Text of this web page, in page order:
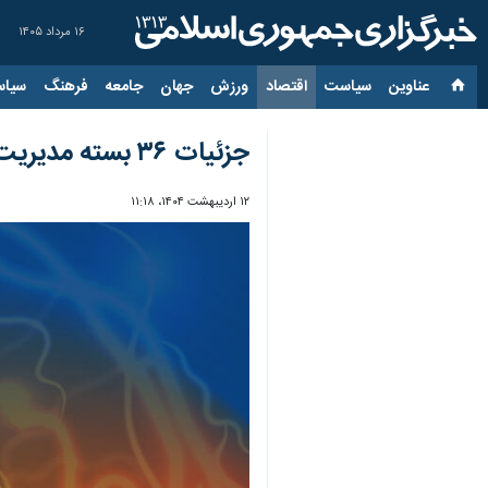
۱۶ مرداد ۱۴۰۵
عناوین‌ سیاست اقتصاد ورزش جهان جامعه فرهنگ
جزئیات ۳۶ بسته مدیریت مصرف برق تابستان ۱۴۰۴/ کنترل دقیق و لحظه‌ای مصرف
۱۲ اردیبهشت ۱۴۰۴، ۱۱:۱۸